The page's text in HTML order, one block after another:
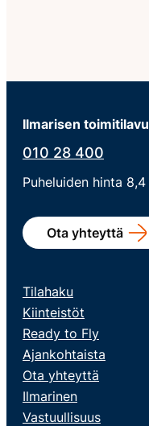
Ilmarisen
010 28 400
Puheluiden hinta
Ota yhteyttä
Tilahaku
Kiinteistöt
Ready to Fly
Ajankohtaista
Ota yhteyttä
Ilmarinen
Vastuullisuus